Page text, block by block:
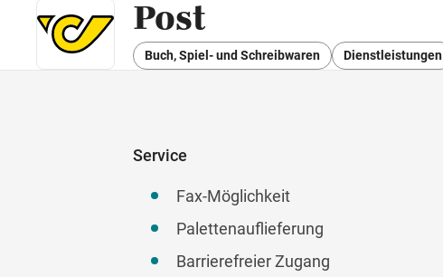
Post
Buch, Spiel- und Schreibwaren Dienstleistungen
Service
Fax-Möglichkeit
Palettenauflieferung
Barrierefreier Zugang